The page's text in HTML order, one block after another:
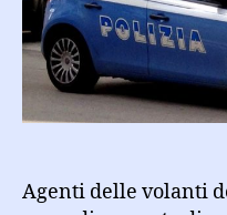
Agenti delle volanti